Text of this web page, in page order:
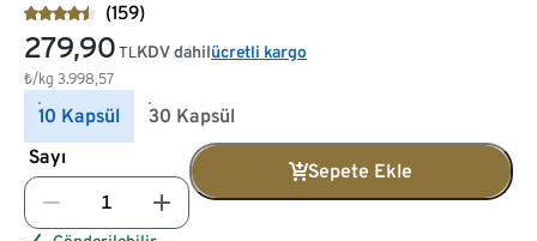
(159)
279,90 TL
₺/kg 3.998,57
KDV dahilücretli kargo
10 Kapsül
30 Kapsül
Sayı
Sepete Ekle